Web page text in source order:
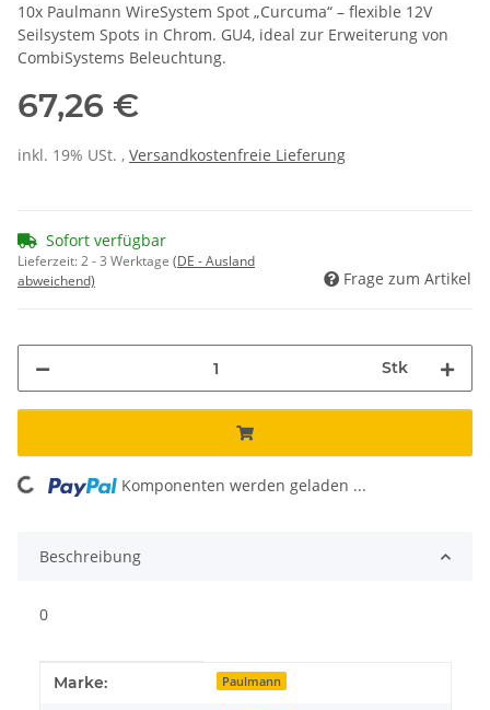
10x Paulmann WireSystem Spot „Curcuma“ – flexible 12V
Seilsystem Spots in Chrom. GU4, ideal zur Erweiterung von
CombiSystems Beleuchtung.
67,26 €
inkl. 19% USt. , Versandkostenfreie Lieferung
Sofort verfügbar
Lieferzeit:2 - 3 Werktage (DE - Ausland
abweichend)
Frage zum Artikel
Stk
Loading... Komponenten werden geladen ...
Beschreibung
0
Produkteigenschaft
Wert
Marke: Paulmann